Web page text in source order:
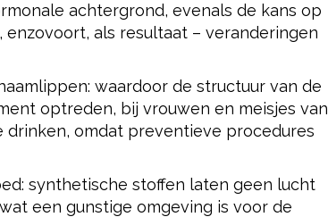
achtergrond, evenals de kans op
als resultaat – veranderingen
waardoor de structuur van de
optreden, bij vrouwen en meisjes van
omdat preventieve procedures
synthetische stoffen laten geen lucht
een gunstige omgeving is voor de